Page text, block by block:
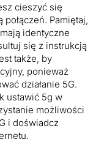
cieszyć się
Pamiętaj,
identyczne
się z instrukcją
także, by
ponieważ
działanie 5G.
ustawić 5g w
możliwości
i doświadcz